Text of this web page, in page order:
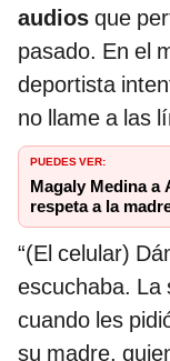
audios que
pasado. En el
deportista
no llame a las
PUEDES VER:
Magaly Medina a
respeta a la
“(El celular)
escuchaba. La
cuando les
su madre,